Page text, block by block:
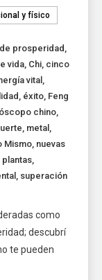
y físico
prosperidad ,
vida, Chi, cinco
vital ,
, éxito, Feng
chino,
, metal ,
Mismo, nuevas
plantas,
, superación
como
descubrí
te pueden